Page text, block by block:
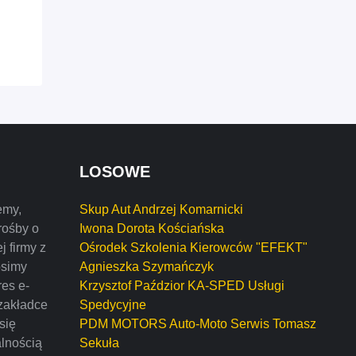
o
firmy z
e-
LOSOWE
Skup Aut Andrzej Komarnicki
Iwona Dorota Kościańska
Ośrodek Szkolenia Kierowców "EFEKT"
Agnieszka Szymańczyk
Krzysztof Paździor KA-SPED Usługi
Spedycyjne
PDM MOTORS Auto-Moto Serwis Tomasz
Sekuła